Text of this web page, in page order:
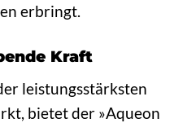
erbringt.
Kraft
leistungsstärksten
bietet der »Aqueon